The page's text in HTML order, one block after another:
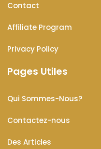
Contact
Affiliate Program
Privacy Policy
Pages Utiles
Qui Sommes-Nous?
Contactez-nous
Des Articles